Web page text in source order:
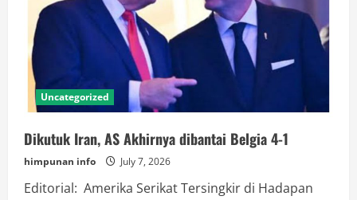
Uncategorized
Dikutuk Iran, AS Akhirnya dibantai Belgia 4-1
himpunan info July 7, 2026
Editorial: Amerika Serikat Tersingkir di Hadapan